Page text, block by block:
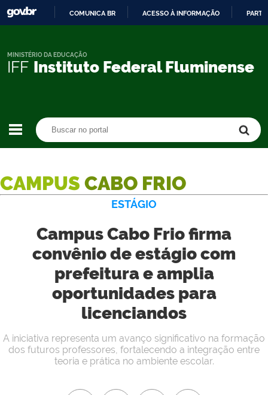
CONTEÚDO
COMUNICA BR ACESSO À INFORMAÇÃO
IFF Instituto Federal Fluminense
MINISTÉRIO DA EDUCAÇÃO
CAMPUS CABO FRIO
ESTÁGIO
Campus Cabo Frio firma
convênio de estágio com
prefeitura e amplia
oportunidades para
licenciandos
A iniciativa representa um avanço significativo na formação
dos futuros professores, fortalecendo a integração entre
teoria e prática no ambiente escolar.